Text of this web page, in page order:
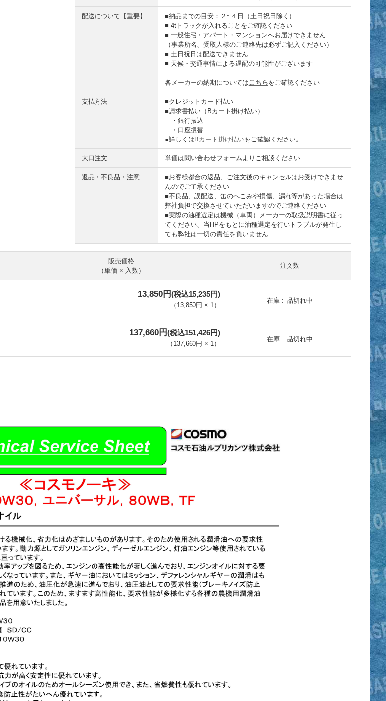
配送について【重要】
■納品までの目安：２~４日（土日祝日除く）
■ 4tトラックが入れることをご確認ください
■ 一般住宅・アパート・マンションへお届けできません
（事業所名、受取人様のご連絡先は必ずご記入ください）
■ 土日祝日は配送できません
■ 天候・交通事情による遅配の可能性がございます
各メーカーの納期についてはこちらをご確認ください
支払方法
■クレジットカード払い
■請求書払い（Bカート掛け払い）
・銀行振込
・口座振替
●詳しくは Bカート掛け払いをご確認ください。
大口注文 単価は 問い合わせフォームよりご相談ください
返品・不良品・注意
■お客様都合の返品、ご注文後のキャンセルはお受けできませ
んのでご了承ください
■不良品、誤配送、缶のへこみや損傷、漏れ等があった場合は
弊社負担で交換させていただいますのでご連絡ください
■実際の油種選定は機械（車両）メーカーの取扱説明書に従っ
てください、当HPをもとに油種選定を行いトラブルが発生し
ても弊社は一切の責任を負いません
販売価格
（単価 × 入数）
注文数
13,850円(税込15,235円)
（ 13,850円 × 1）
在庫 品切れ中
137,660円(税込151,426円)
（ 137,660円 × 1）
在庫 品切れ中